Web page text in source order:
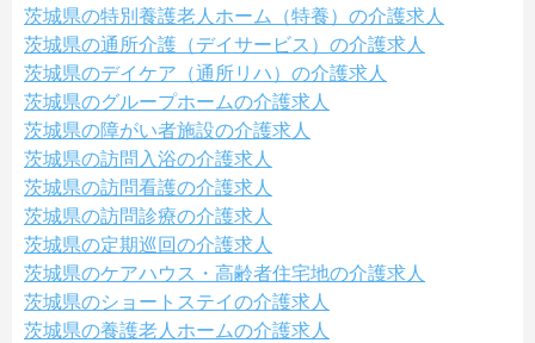
茨城県の特別養護老人ホーム（特養）の介護求人
茨城県の通所介護（デイサービス）の介護求人
茨城県のデイケア（通所リハ）の介護求人
茨城県のグループホームの介護求人
茨城県の障がい者施設の介護求人
茨城県の訪問入浴の介護求人
茨城県の訪問看護の介護求人
茨城県の訪問診療の介護求人
茨城県の定期巡回の介護求人
茨城県のケアハウス・高齢者住宅地の介護求人
茨城県のショートステイの介護求人
茨城県の養護老人ホームの介護求人